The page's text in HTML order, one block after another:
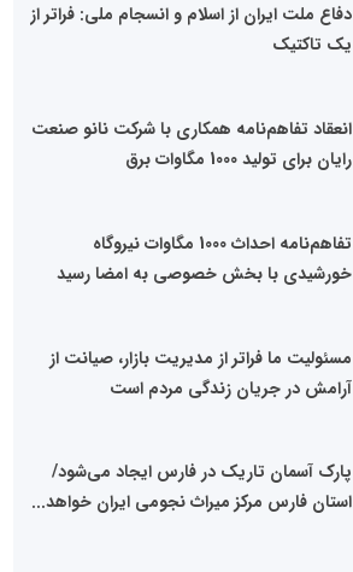
دفاع ملت ایران از اسلام و انسجام ملی: فراتر از
یک تاکتیک
انعقاد تفاهم‌نامه همکاری با شرکت نانو صنعت
رایان برای تولید 1000 مگاوات برق
تفاهم‌نامه احداث 1000 مگاوات نیروگاه
خورشیدی با بخش خصوصی به امضا رسید
مسئولیت ما فراتر از مدیریت بازار، صیانت از
آرامش در جریان زندگی مردم است
پارک آسمان تاریک در فارس ایجاد می‌شود/
استان فارس مرکز میراث نجومی ایران خواهد...